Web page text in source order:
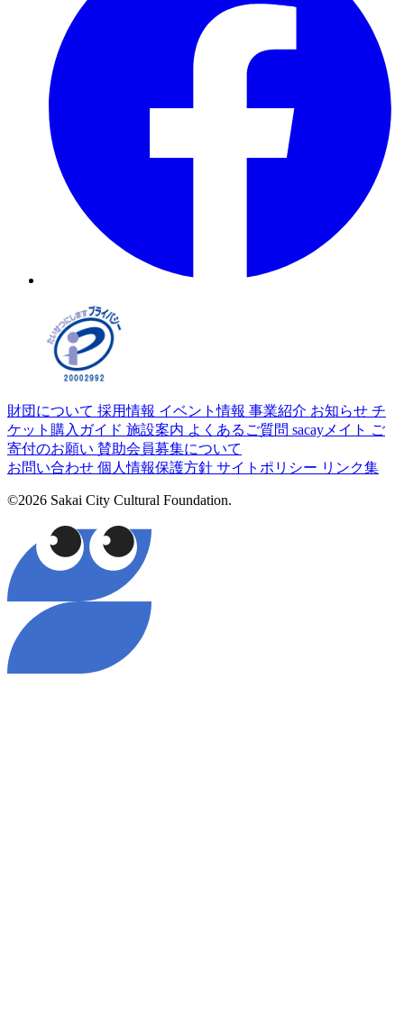
財団について 採用情報 イベント情報 事業紹介 お知らせ チ
ケット購入ガイド 施設案内 よくあるご質問 sacayメイト ご
寄付のお願い 賛助会員募集について
お問い合わせ 個人情報保護方針 サイトポリシー リンク集
©2026 Sakai City Cultural Foundation.